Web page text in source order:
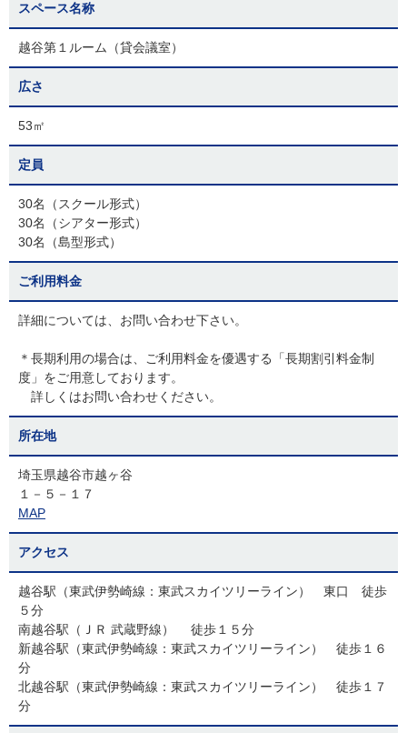
スペース名称
越谷第１ルーム（貸会議室）
広さ
53㎡
定員
30名（スクール形式）
30名（シアター形式）
30名（島型形式）
ご利用料金
詳細については、お問い合わせ下さい。
＊長期利用の場合は、ご利用料金を優遇する「長期割引料金制
度」をご用意しております。
詳しくはお問い合わせください。
所在地
埼玉県越谷市越ヶ谷
１－５－１７
MAP
アクセス
越谷駅（東武伊勢崎線：東武スカイツリーライン） 東口 徒歩
５分
南越谷駅（ＪＲ 武蔵野線） 徒歩１５分
新越谷駅（東武伊勢崎線：東武スカイツリーライン） 徒歩１６
分
北越谷駅（東武伊勢崎線：東武スカイツリーライン） 徒歩１７
分